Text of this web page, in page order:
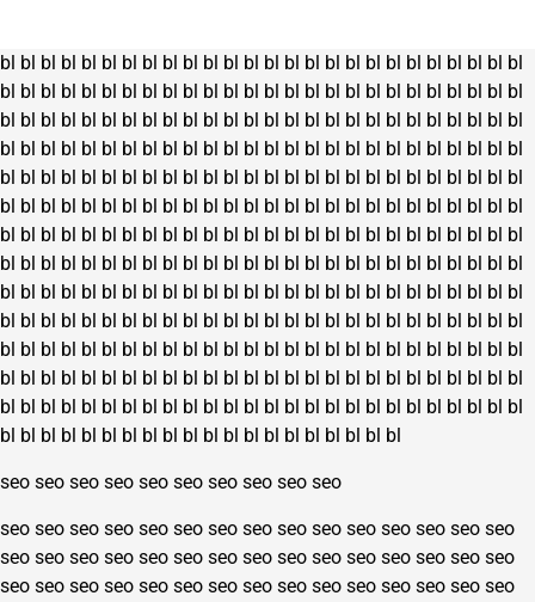
bl bl bl bl bl bl bl bl bl bl bl bl bl bl bl bl bl bl bl bl bl bl bl bl bl bl
bl bl bl bl bl bl bl bl bl bl bl bl bl bl bl bl bl bl bl bl bl bl bl bl bl bl
bl bl bl bl bl bl bl bl bl bl bl bl bl bl bl bl bl bl bl bl bl bl bl bl bl bl
bl bl bl bl bl bl bl bl bl bl bl bl bl bl bl bl bl bl bl bl bl bl bl bl bl bl
bl bl bl bl bl bl bl bl bl bl bl bl bl bl bl bl bl bl bl bl bl bl bl bl bl bl
bl bl bl bl bl bl bl bl bl bl bl bl bl bl bl bl bl bl bl bl bl bl bl bl bl bl
bl bl bl bl bl bl bl bl bl bl bl bl bl bl bl bl bl bl bl bl bl bl bl bl bl bl
bl bl bl bl bl bl bl bl bl bl bl bl bl bl bl bl bl bl bl bl bl bl bl bl bl bl
bl bl bl bl bl bl bl bl bl bl bl bl bl bl bl bl bl bl bl bl bl bl bl bl bl bl
bl bl bl bl bl bl bl bl bl bl bl bl bl bl bl bl bl bl bl bl bl bl bl bl bl bl
bl bl bl bl bl bl bl bl bl bl bl bl bl bl bl bl bl bl bl bl bl bl bl bl bl bl
bl bl bl bl bl bl bl bl bl bl bl bl bl bl bl bl bl bl bl bl bl bl bl bl bl bl
bl bl bl bl bl bl bl bl bl bl bl bl bl bl bl bl bl bl bl bl bl bl bl bl bl bl
bl bl bl bl bl bl bl bl bl bl bl bl bl bl bl bl bl bl bl bl
seo seo seo seo seo seo seo seo seo seo
seo seo seo seo seo seo seo seo seo seo seo seo seo seo seo
seo seo seo seo seo seo seo seo seo seo seo seo seo seo seo
seo seo seo seo seo seo seo seo seo seo seo seo seo seo seo